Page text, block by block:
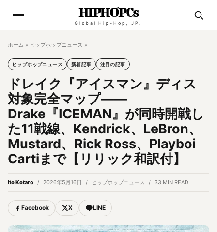
HIPHOPCs
Global Hip-Hop, JP.
ホーム » ヒップホップニュース »
ヒップホップニュース 新着記事 注目の記事
ドレイク『アイスマン』ディス
対象完全マップ——
Drake『ICEMAN』が同時開戦し
た11戦線、Kendrick、LeBron、
Mustard、Rick Ross、Playboi
Cartiまで【リリック和訳付】
Ito Kotaro 2026年5月16日 ヒップホップニュース 33 MIN READ
Facebook X LINE